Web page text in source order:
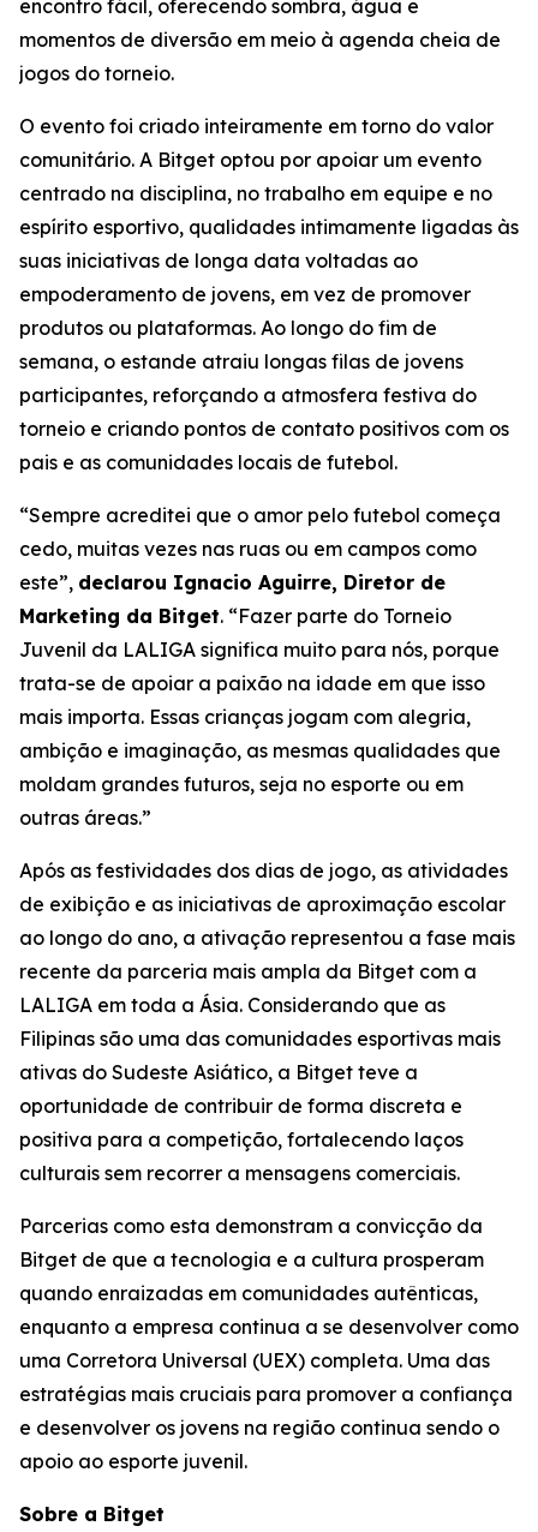
encontro fácil, oferecendo sombra, água e
momentos de diversão em meio à agenda cheia de
jogos do torneio.
O evento foi criado inteiramente em torno do valor
comunitário. A Bitget optou por apoiar um evento
centrado na disciplina, no trabalho em equipe e no
espírito esportivo, qualidades intimamente ligadas às
suas iniciativas de longa data voltadas ao
empoderamento de jovens, em vez de promover
produtos ou plataformas. Ao longo do fim de
semana, o estande atraiu longas filas de jovens
participantes, reforçando a atmosfera festiva do
torneio e criando pontos de contato positivos com os
pais e as comunidades locais de futebol.
“Sempre acreditei que o amor pelo futebol começa
cedo, muitas vezes nas ruas ou em campos como
este”, declarou Ignacio Aguirre, Diretor de
Marketing da Bitget. “Fazer parte do Torneio
Juvenil da LALIGA significa muito para nós, porque
trata-se de apoiar a paixão na idade em que isso
mais importa. Essas crianças jogam com alegria,
ambição e imaginação, as mesmas qualidades que
moldam grandes futuros, seja no esporte ou em
outras áreas.”
Após as festividades dos dias de jogo, as atividades
de exibição e as iniciativas de aproximação escolar
ao longo do ano, a ativação representou a fase mais
recente da parceria mais ampla da Bitget com a
LALIGA em toda a Ásia. Considerando que as
Filipinas são uma das comunidades esportivas mais
ativas do Sudeste Asiático, a Bitget teve a
oportunidade de contribuir de forma discreta e
positiva para a competição, fortalecendo laços
culturais sem recorrer a mensagens comerciais.
Parcerias como esta demonstram a convicção da
Bitget de que a tecnologia e a cultura prosperam
quando enraizadas em comunidades autênticas,
enquanto a empresa continua a se desenvolver como
uma Corretora Universal (UEX) completa. Uma das
estratégias mais cruciais para promover a confiança
e desenvolver os jovens na região continua sendo o
apoio ao esporte juvenil.
Sobre a Bitget